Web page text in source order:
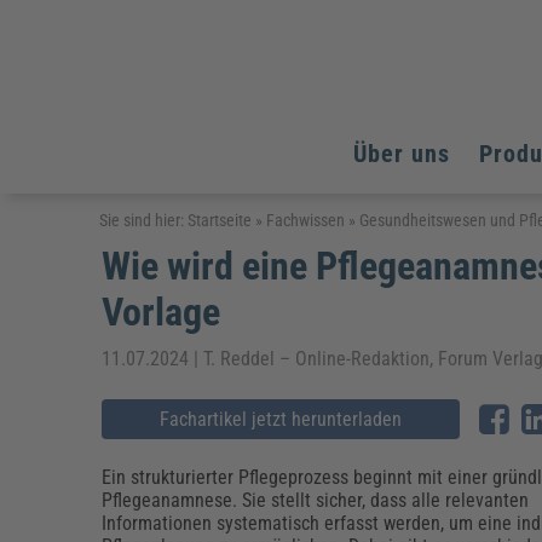
Über uns
Arbeitsschutz
Fachpublikationen & Arbeitshilfen
Arbeitssicherheit & Gesundheitsschutz
Brandschutz
Weiterbildungen (AKADEMIE HERKERT)
Arbeitsschutz & Brandschutz
Assistenz & Office-Management
Baurecht & Architektenrecht
Energieoptimiertes & klimaneutrales Bauen
Nachhaltiges Planen
Bau, Immobilien & Gebäudemanagement
Bildung und Erziehung
Kinderschutz, Jugendhilfe & Inklusion
Datenschutz & IT-Recht
Elektrosicherheit
Fachpublikationen & Arbeitshilfen
Weiterbildungen (AKADEMIE HERKERT)
Arbeitsschutz
Bildung und Erziehung
Energie und Umwelt
Kommunales
Reisekosten und Finanzen
Arbeitsschutz
Bildung und Erziehung
Energie und Umwelt
Kommunales
Reisekosten und Finanzen
Sie sind hier: Startseite » Fachwissen » Gesundheitswesen und
Wie wird eine
Vorlage
11.07.2024 | T. Reddel – Online-Redaktion, Forum
Fachartikel jetzt herunterladen
Ein strukturierter Pflegeprozess beginnt mit einer
Pflegeanamnese. Sie stellt sicher, dass alle relevanten
Informationen systematisch erfasst werden, um eine